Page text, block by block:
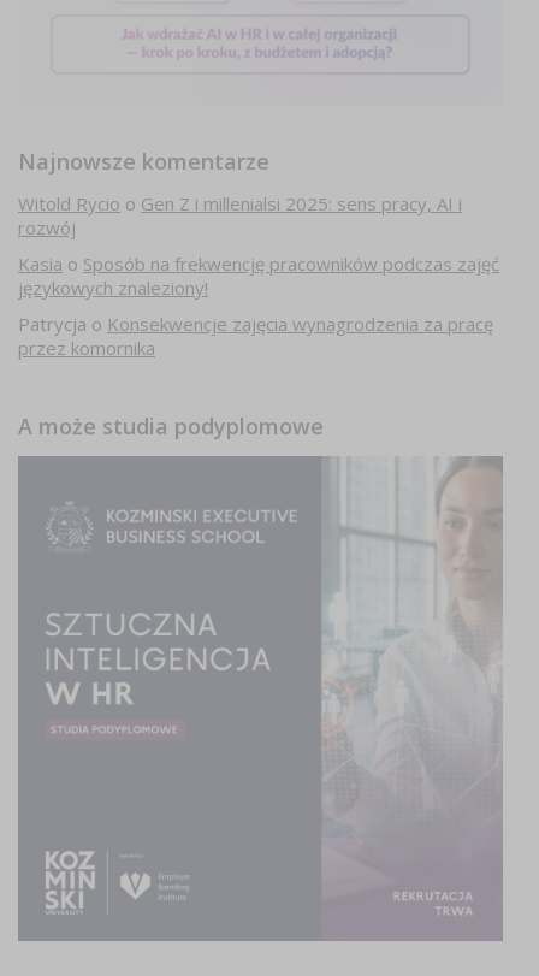
Najnowsze komentarze
Witold Rycio o Gen Z i millenialsi 2025: sens pracy, AI i
rozwój
Kasia o Sposób na frekwencję pracowników podczas zajęć
językowych znaleziony!
Patrycja o Konsekwencje zajęcia wynagrodzenia za pracę
przez komornika
A może studia podyplomowe